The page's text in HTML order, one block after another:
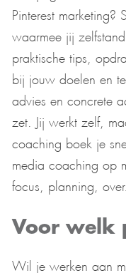
Pinterest marketing?
waarmee jij
praktische tips,
bij jouw doelen en
advies en concrete
zet. Jij werkt zelf,
coaching boek je
media coaching op
focus, planning,
Voor welk
Wil je werken aan